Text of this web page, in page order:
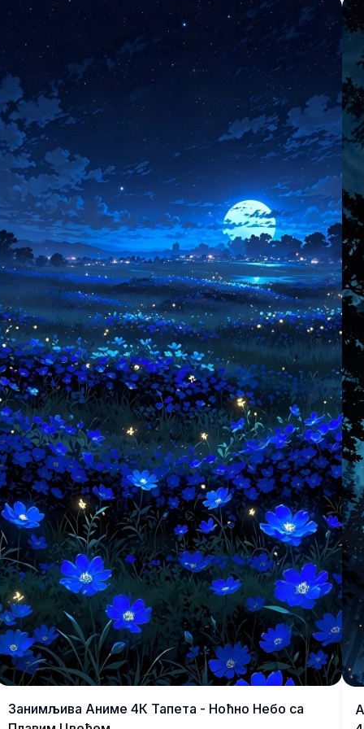
и високе планине под звезданим небом пурпурне
нијансе. Савршено за љубитеље природе и
ентузијасте уметности који траже задивљујуће,
висококвалитетно дигитално уметничко дело за
позадине или отиске.
Занимљива Аниме 4К Тапета - Ноћно Небо са